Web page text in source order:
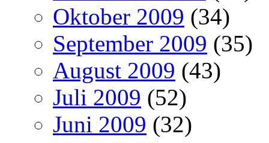
Oktober 2009 (34)
September 2009 (35)
August 2009 (43)
Juli 2009 (52)
Juni 2009 (32)